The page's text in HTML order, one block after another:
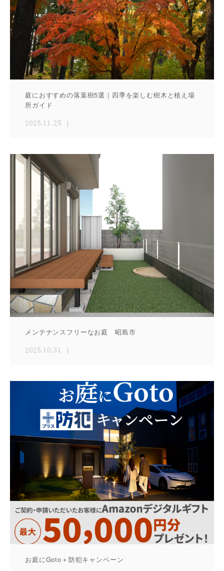
庭におすすめの落葉樹5選｜四季を楽しむ樹木と植え場
所ガイド
2025.11.25
メンテナンスフリーなお庭 昭島市
2025.10.31
お庭にGoto＋防犯キャンペーン